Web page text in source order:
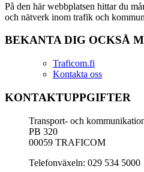
På den här webbplatsen hittar du
och nätverk inom trafik och
BEKANTA DIG OCKSÅ
Traficom.fi
Kontakta oss
KONTAKTUPPGIFTER
Transport- och
PB 320
00059 TRAFICOM
Telefonväxeln: 029 534 5000